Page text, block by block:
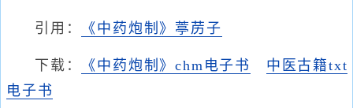
引用： 《中药炮制》葶苈子
下载： 《中药炮制》chm电子书
中医古籍txt
电子书